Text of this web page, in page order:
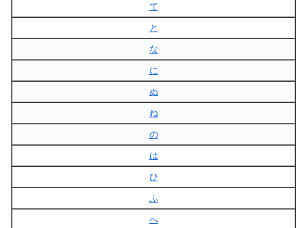
て
と
な
に
ぬ
ね
の
は
ひ
ふ
へ